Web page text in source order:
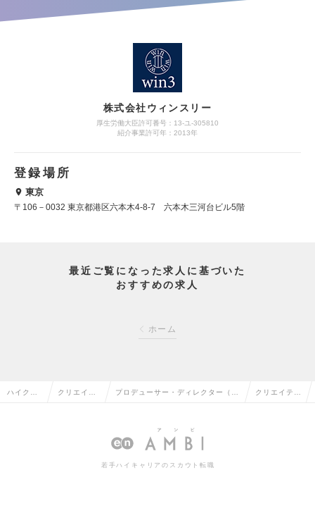
株式会社ウィンスリー
厚生労働大臣許可番号：13-ユ-305810
紹介事業許可年：2013年
登録場所
東京
〒106－0032 東京都港区六本木4-8-7 六本木三河台ビル5階
最近ご覧になった求人に基づいた
おすすめの求人
ホーム
ハイクラ クリエイテ プロデューサー・ディレクター（W
職
クリエイティ
若手ハイキャリアのスカウト転職